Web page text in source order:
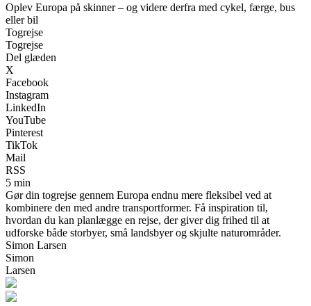
Oplev Europa på skinner – og videre derfra med cykel, færge, bus
eller bil
Togrejse
Togrejse
Del glæden
X
Facebook
Instagram
LinkedIn
YouTube
Pinterest
TikTok
Mail
RSS
5 min
Gør din togrejse gennem Europa endnu mere fleksibel ved at
kombinere den med andre transportformer. Få inspiration til,
hvordan du kan planlægge en rejse, der giver dig frihed til at
udforske både storbyer, små landsbyer og skjulte naturområder.
Simon Larsen
Simon
Larsen